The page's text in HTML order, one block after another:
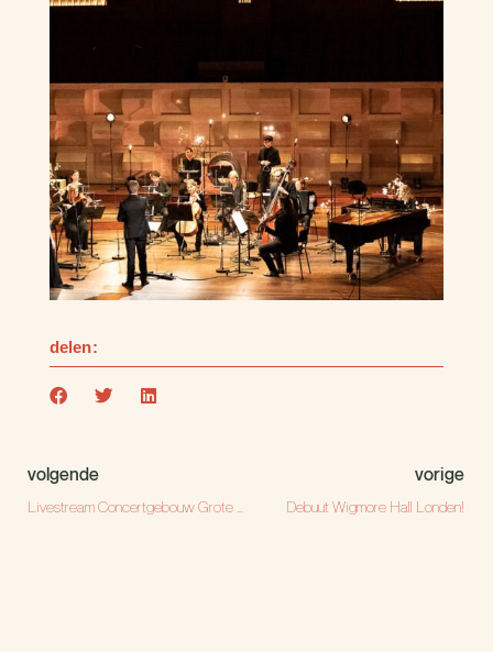
delen:
volgende
Livestream Concertgebouw Grote zaal
vorige
Debuut Wigmore Hall Londen!